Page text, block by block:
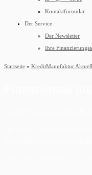
Kontaktformular
Der Service
Der Newsletter
Ihre
Startseite » KreditManufaktur Aktuell